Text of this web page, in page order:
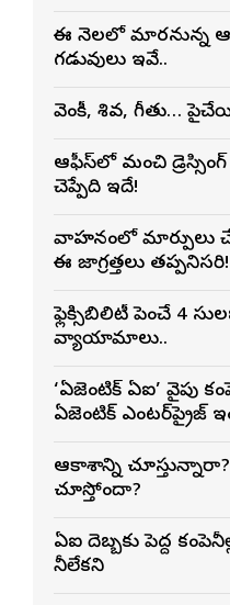
ఈ నెలలో మారనున్న
గడువులు ఇవే..
వెంకీ, శివ, గీతు…
ఆఫీస్‌లో మంచి
చెప్పేది ఇదే!
వాహనంలో మార్పులు
ఈ జాగ్రత్తలు తప్పనిసరి!
ఫ్లెక్సిబిలిటీ పెంచే 4
వ్యాయామాలు..
‘ఏజెంటిక్ ఏఐ’ వైపు
ఏజెంటిక్ ఎంటర్‌ప్రైజ్
ఆకాశాన్ని
చూస్తోందా?
ఏఐ దెబ్బకు పెద్ద
నీలేకని